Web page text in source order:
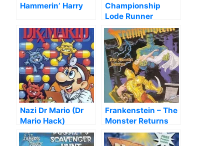
Hammerin’ Harry
Championship
Lode Runner
Nazi Dr Mario (Dr
Mario Hack)
Frankenstein – The
Monster Returns